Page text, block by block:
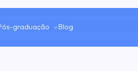
graduação Blog